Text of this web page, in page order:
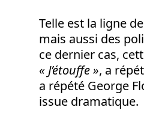
Telle est la ligne
mais aussi des
ce dernier cas,
« J’étouffe », a
a répété George
issue dramatique.